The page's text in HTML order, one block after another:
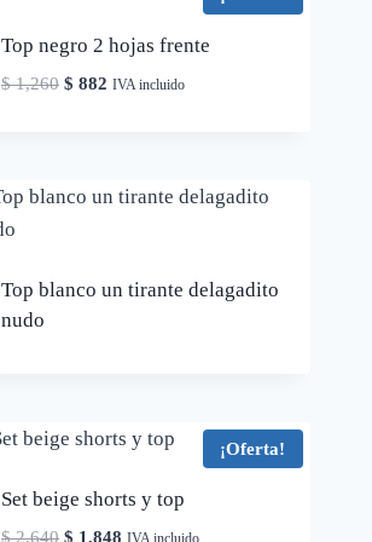
Top negro 2 hojas frente
$1,260 El
$ 1,260.
$ 882 El
$ 882.
IVA incluido
Top blanco un tirante delagadito
nudo
¡Oferta!
Set beige shorts y top
$2,640 El
$ 1,848 El